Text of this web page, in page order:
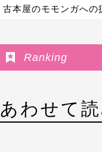
古本屋のモモンガへの
Ranking
あわせて